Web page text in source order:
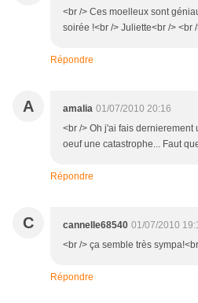
<br /> Ces moelleux sont
soirée !<br /> Juliette<br /> <br
Répondre
A amalia 01/07/2010 20:16
<br /> Oh j'ai fais
oeuf une catastrophe... Faut
Répondre
C cannelle68540 01/07/2010
<br /> ça semble très
Répondre